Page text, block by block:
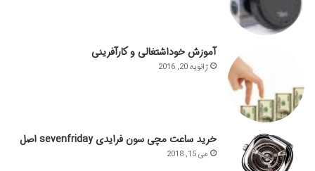
آموزش خوداشتغالی و کارآفرینی
ژانویه 20, 2016
خرید ساعت مچی سون فرایدی sevenfriday اصل
می 15, 2018